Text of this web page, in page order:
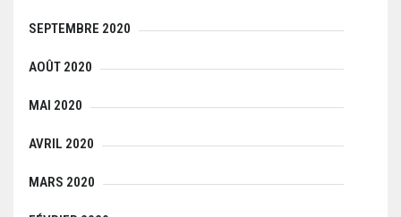
SEPTEMBRE 2020
AOÛT 2020
MAI 2020
AVRIL 2020
MARS 2020